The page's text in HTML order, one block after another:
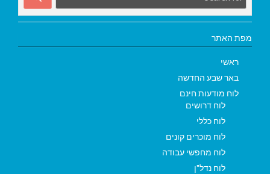
מפת האתר
ראשי
באר שבע החדשה
לוח מודעות חינם
לוח דרושים
לוח כללי
לוח מוכרים קונים
לוח מחפשי עבודה
לוח נדל"ן